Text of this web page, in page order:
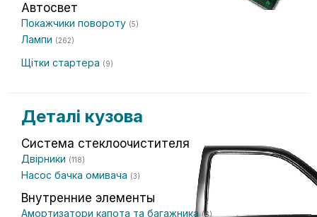
Автосвет
Покажчики повороту (5)
Лампи (262)
Щітки стартера (9)
Деталі кузова
Система стеклоочистителя
Двірники (118)
Насос бачка омивача (3)
Внутренние элементы
Амортизатори капота та багажника(6)